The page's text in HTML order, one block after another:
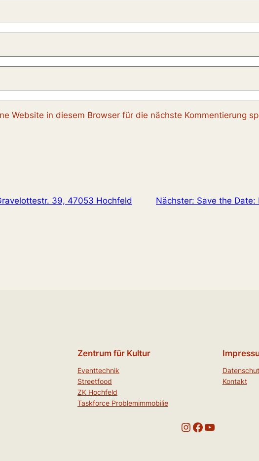
Website in diesem Browser für die nächste Kommentierung
39, 47053 Hochfeld Nächster: Save the Date:
Zentrum für Kultur
Eventtechnik
Streetfood
ZK Hochfeld
Taskforce Problemimmobilie
Kontakt
Instagram Facebook YouTube